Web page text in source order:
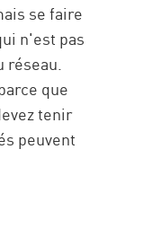
se faire
n'est pas
réseau.
que
tenir
peuvent